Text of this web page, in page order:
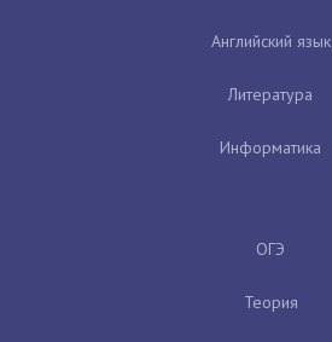
Английский язык
Литература
Информатика
ОГЭ
Теория